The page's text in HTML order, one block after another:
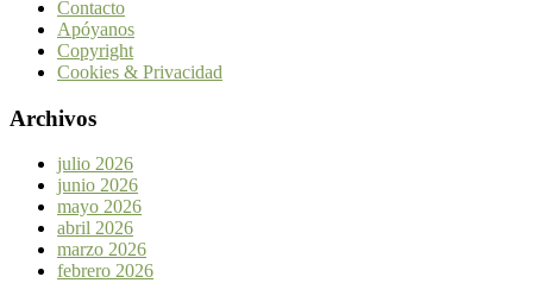
Contacto
Apóyanos
Copyright
Cookies & Privacidad
Archivos
julio 2026
junio 2026
mayo 2026
abril 2026
marzo 2026
febrero 2026